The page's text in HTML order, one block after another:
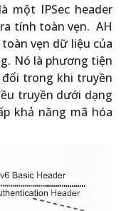
một IPSec header
tính toàn vẹn. AH
vẹn dữ liệu của
Nó là phương tiện
trong khi truyền
truyền dưới dạng
khả năng mã hóa